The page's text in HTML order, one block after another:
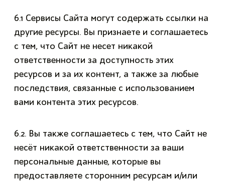
6.1 Сервисы Сайта могут содержать ссылки на
другие ресурсы. Вы признаете и соглашаетесь
с тем, что Сайт не несет никакой
ответственности за доступность этих
ресурсов и за их контент, а также за любые
последствия, связанные с использованием
вами контента этих ресурсов.
6.2. Вы также соглашаетесь с тем, что Сайт не
несёт никакой ответственности за ваши
персональные данные, которые вы
предоставляете сторонним ресурсам и/или